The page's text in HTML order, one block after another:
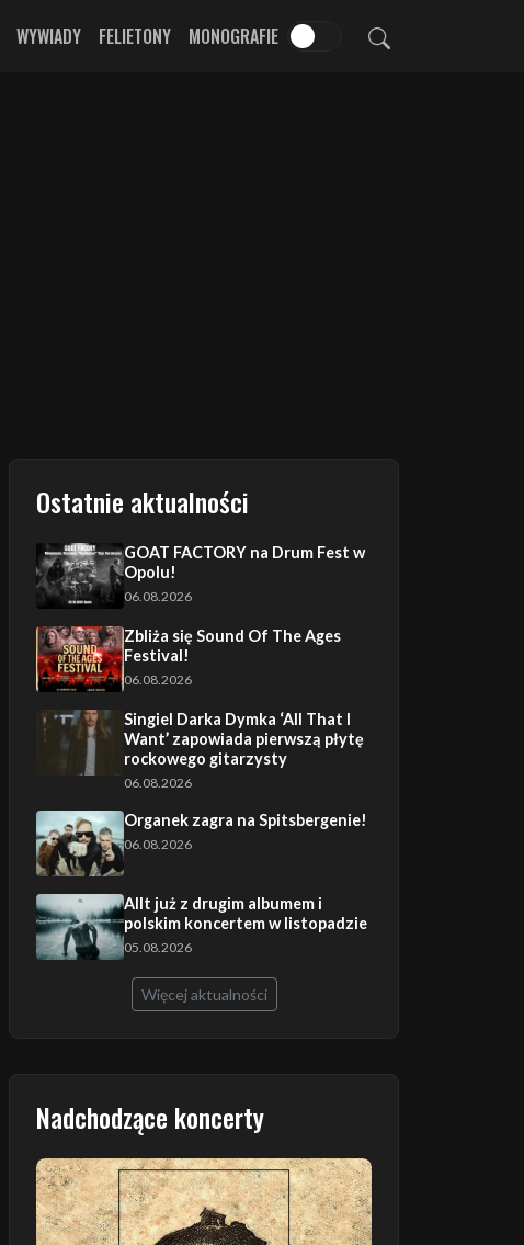
WYWIADY FELIETONY MONOGRAFIE
Ostatnie aktualności
GOAT FACTORY na Drum Fest w
Opolu!
06.08.2026
Zbliża się Sound Of The Ages
Festival!
06.08.2026
Singiel Darka Dymka ‘All That I
Want’ zapowiada pierwszą płytę
rockowego gitarzysty
06.08.2026
Organek zagra na Spitsbergenie!
06.08.2026
Allt już z drugim albumem i
polskim koncertem w listopadzie
05.08.2026
Więcej aktualności
Nadchodzące koncerty